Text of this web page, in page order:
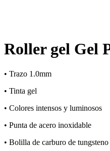
Roller gel Gel
• Trazo 1.0mm
• Tinta gel
• Colores intensos y luminosos
• Punta de acero inoxidable
• Bolilla de carburo de tungsteno